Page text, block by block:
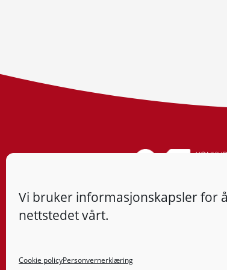
Vi bruker informasjonskapsler for
nettstedet vårt.
Cookie policyPersonvernerklæring